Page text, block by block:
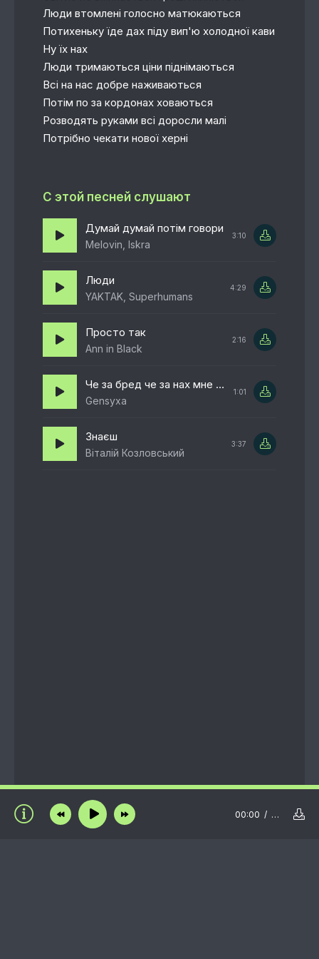
Люди втомлені голосно матюкаються
Потихеньку їде дах піду вип'ю холодної кави
Ну їх нах
Люди тримаються ціни піднімаються
Всі на нас добре наживаються
Потім по за кордонах ховаються
Розводять руками всі доросли малі
Потрібно чекати нової херні
С этой песней слушают
Думай думай потім говори
Melovin, Iskra
3:10
Люди
YAKTAK, Superhumans
4:29
Просто так
Ann in Black
2:16
Че за бред че за нах мне вообще
Gensyxa
1:01
Знаєш
Віталій Козловський
3:37
00:00 …